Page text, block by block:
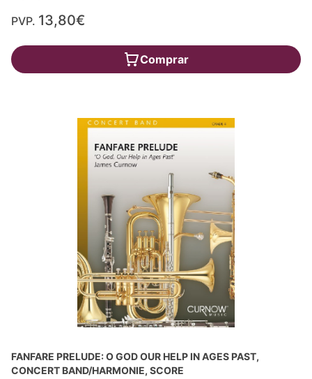
PVP. 13,80€
Comprar
FANFARE PRELUDE: O GOD OUR HELP IN AGES PAST,
CONCERT BAND/HARMONIE, SCORE